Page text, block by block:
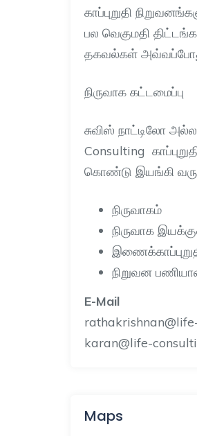
காப்புறுதி
பல வெகுமதி
தகவல்கள்
நிருவாக கட்டமைப்பு
சுவிஸ் நாட்டிலோ
Consulting
கொண்டு இயங்கி
நிருவாகம்
நிருவாக
நிறுவன
E-Mail
karan@life-
Maps